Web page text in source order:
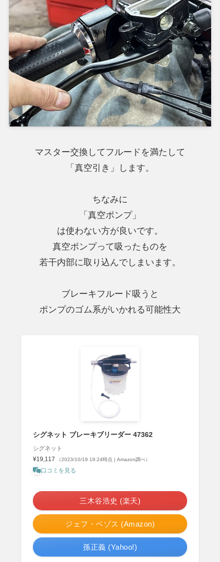
マスター交換してフルードを満たして
「真空引き」します。
ちなみに
「真空ポンプ」
は使わない方が良いです。
真空ポンプって吸ったものを
若干内部に取り込んでしまいます。
ブレーキフルード吸うと
ポンプのゴム系がいかれる可能性大
シグネット ブレーキブリーダー 47362
シグネット
¥19,117
（2023/10/19 19:24時点 | Amazon調べ）
口コミを見る
ジェフ・ベゾス (Amazon)
三木谷浩史 (楽天)
孫正義 (Yahoo!)